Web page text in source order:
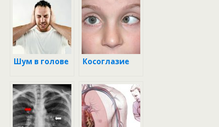
Шум в голове Косоглазие